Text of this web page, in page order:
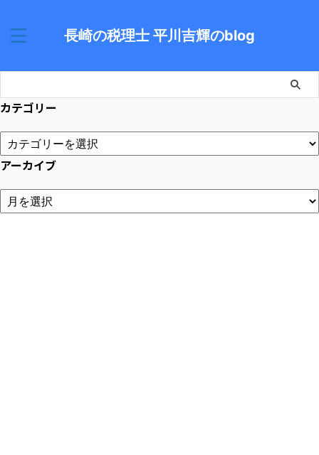
長崎の税理士 平川吉輝のblog
カテゴリー
アーカイブ